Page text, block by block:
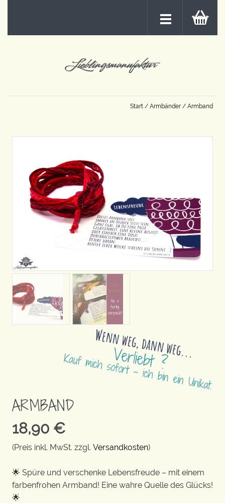
Start / Armbänder / Armband
ARMBAND
18,90 €
(Preis inkl. MwSt. zzgl. Versandkosten)
🌟 Spüre und verschenke Lebensfreude – mit einem
farbenfrohen Armband! Eine wahre Quelle des Glücks!
🌟